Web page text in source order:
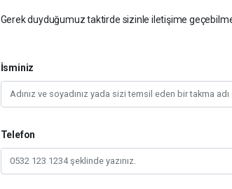
Gerek duyduğumuz taktirde sizinle iletişime
İsminiz
Telefon